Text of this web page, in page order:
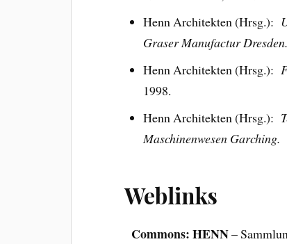
Henn Architekten (Hrsg.):
Graser Manufactur Dresden.
Henn Architekten (Hrsg.):
1998.
Henn Architekten (Hrsg.):
Maschinenwesen Garching.
Weblinks
Commons: HENN–